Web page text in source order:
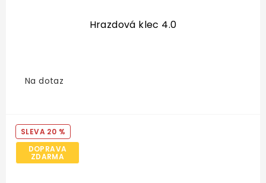
Hrazdová klec 4.0
Na dotaz
20 %
DOPRAVA
ZDARMA